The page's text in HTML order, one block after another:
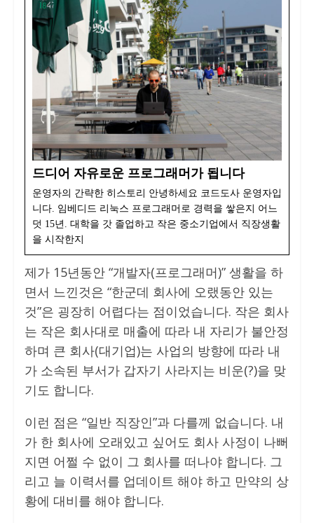
드디어 자유로운 프로그래머가 됩니다
운영자의 간략한 히스토리 안녕하세요 코드도사 운영자입
니다. 임베디드 리눅스 프로그래머로 경력을 쌓은지 어느
덧 15년. 대학을 갓 졸업하고 작은 중소기업에서 직장생활
을 시작한지
제가 15년동안 “개발자(프로그래머)” 생활을 하
면서 느낀것은 “한군데 회사에 오랬동안 있는
것”은 굉장히 어렵다는 점이었습니다. 작은 회사
는 작은 회사대로 매출에 따라 내 자리가 불안정
하며 큰 회사(대기업)는 사업의 방향에 따라 내
가 소속된 부서가 갑자기 사라지는 비운(?)을 맞
기도 합니다.
이런 점은 “일반 직장인”과 다를께 없습니다. 내
가 한 회사에 오래있고 싶어도 회사 사정이 나뻐
지면 어쩔 수 없이 그 회사를 떠나야 합니다. 그
리고 늘 이력서를 업데이트 해야 하고 만약의 상
황에 대비를 해야 합니다.